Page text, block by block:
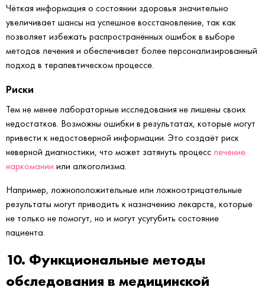
Чёткая информация о состоянии здоровья значительно
увеличивает шансы на успешное восстановление, так как
позволяет избежать распространённых ошибок в выборе
методов лечения и обеспечивает более персонализированный
подход в терапевтическом процессе.
Риски
Тем не менее лабораторные исследования не лишены своих
недостатков. Возможны ошибки в результатах, которые могут
привести к недостоверной информации. Это создаёт риск
неверной диагностики, что может затянуть процесс лечение
наркомании или алкоголизма.
Например, ложноположительные или ложноотрицательные
результаты могут приводить к назначению лекарств, которые
не только не помогут, но и могут усугубить состояние
пациента.
10. Функциональные методы
обследования в медицинской